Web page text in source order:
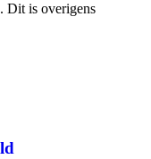
. Dit is overigens